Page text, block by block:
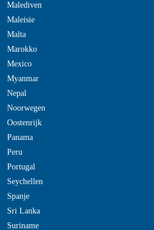
Malediven
Maleisie
Malta
Marokko
Mexico
Myanmar
Nepal
Noorwegen
Oostenrijk
Panama
Peru
Portugal
Seychellen
Spanje
Sri Lanka
Suriname